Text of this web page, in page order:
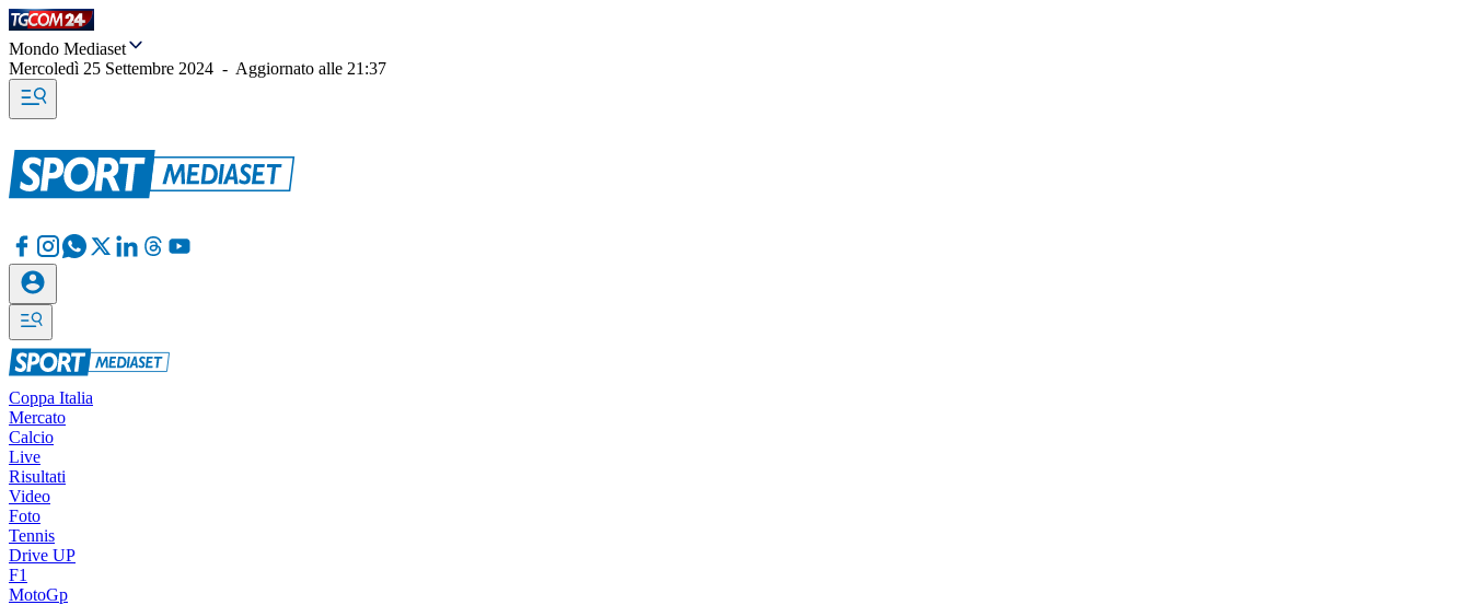
Mondo Mediaset
Mercoledì 25 Settembre 2024 - Aggiornato alle 21:37
Coppa Italia
Mercato
Calcio
Live
Risultati
Video
Foto
Tennis
Drive UP
F1
MotoGp